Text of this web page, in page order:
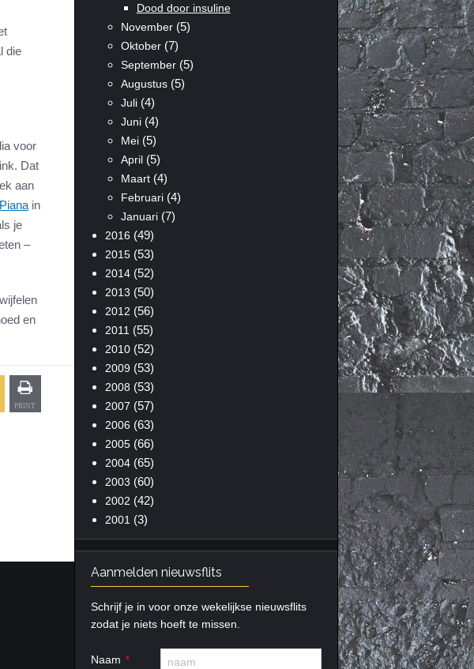
die
voor
Dat
aan
Piana in
je
–
en
Dood door insuline
November(5)
Oktober(7)
September(5)
Augustus(5)
Juli(4)
Juni(4)
Mei(5)
April(5)
Maart(4)
Februari(4)
Januari(7)
2016 (49)
2015(53)
2014(52)
2013 (50)
2012 (56)
2011 (55)
2010(52)
2009 (53)
2008 (53)
2007 (57)
2006 (63)
2005(66)
2004(65)
2003 (60)
2002 (42)
2001 (3)
Aanmelden nieuwsflits
Schrijf je in voor onze wekelijkse nieuwsflits
zodat je niets hoeft te missen.
Naam